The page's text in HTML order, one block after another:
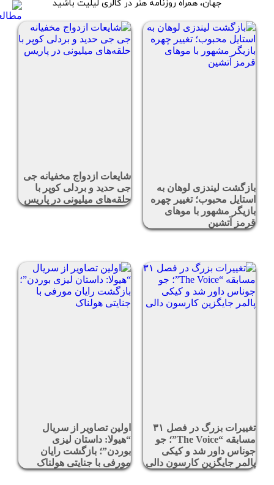
جهان، همراه روزنامه هنر در گالری لیلیت باشید
بازگشت لیندزی لوهان به
استایل محبوب؛ تغییر چهره
بازیگر مشهور با موهای
قرمز آتشین
شایعات ازدواج مخفیانه جی
جی حدید و بردلی کوپر با
حلقه‌های میلیونی در پاریس
تغییرات بزرگ در فصل ۳۱
مسابقه “The Voice”؛ جو
جوناس داور شد و کیکی
پالمر جایگزین کارسون دالی
اولین تصاویر از سریال
“هیولا: داستان لیزی
بوردن”؛ بازگشت رایان
مورفی با جنایتی هولناک